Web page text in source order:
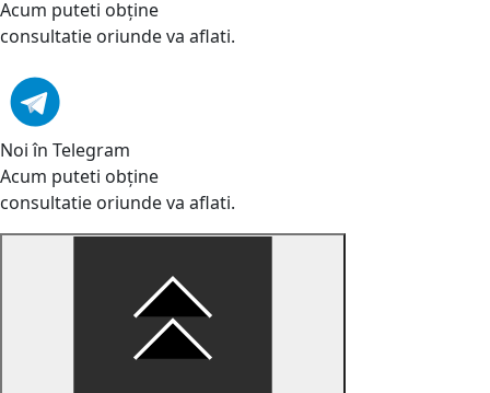
Acum puteti obține
consultatie oriunde va aflati.
Noi în Telegram
Acum puteti obține
consultatie oriunde va aflati.